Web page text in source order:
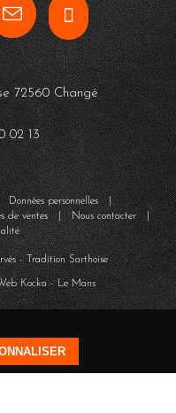
72560 Changé
02 13
Données personnelles|
de ventes | Nous contacter|
- Tradition Sarthoise
Kocka- Le Mans